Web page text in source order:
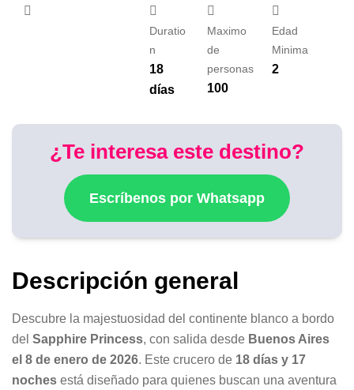
Duratio
n
18
días
Maximo
de
personas
100
Edad
Minima
2
¿Te interesa este destino?
Escríbenos por Whatsapp
Descripción general
Descubre la majestuosidad del continente blanco a bordo
del Sapphire Princess, con salida desde Buenos Aires
el 8 de enero de 2026. Este crucero de 18 días y 17
noches está diseñado para quienes buscan una aventura